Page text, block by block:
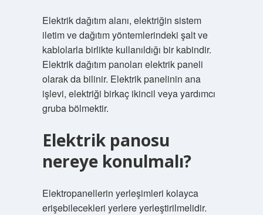
Elektrik dağıtım alanı, elektriğin sistem
iletim ve dağıtım yöntemlerindeki şalt ve
kablolarla birlikte kullanıldığı bir kabindir.
Elektrik dağıtım panoları elektrik paneli
olarak da bilinir. Elektrik panelinin ana
işlevi, elektriği birkaç ikincil veya yardımcı
gruba bölmektir.
Elektrik panosu
nereye konulmalı?
Elektropanellerin yerleşimleri kolayca
erişebilecekleri yerlere yerleştirilmelidir.